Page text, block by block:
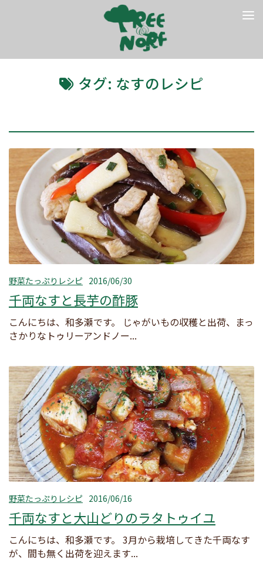
コンテンツへスキップ
タグ: なすのレシピ
野菜たっぷりレシピ 2016/06/30
千両なすと長芋の酢豚
こんにちは、和多瀬です。 じゃがいもの収穫と出荷、まっ
さかりなトゥリーアンドノー...
野菜たっぷりレシピ 2016/06/16
千両なすと大山どりのラタトゥイユ
こんにちは、和多瀬です。 3月から栽培してきた千両なす
が、間も無く出荷を迎えます...